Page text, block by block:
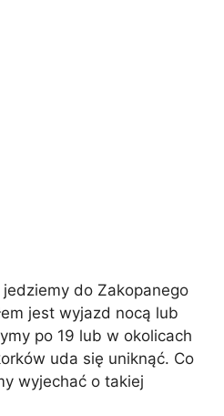
do Zakopanego
jest wyjazd nocą lub
po 19 lub w okolicach
uda się uniknąć. Co
wyjechać o takiej